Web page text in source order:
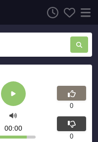
00:00
0
0